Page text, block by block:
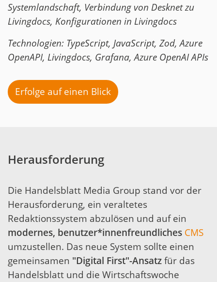
Systemlandschaft, Verbindung von Desknet zu
Livingdocs, Konfigurationen in Livingdocs
Technologien: TypeScript, JavaScript, Zod, Azure
OpenAPI, Livingdocs, Grafana, Azure OpenAI APIs
Erfolge auf einen Blick
Herausforderung
Die Handelsblatt Media Group stand vor der
Herausforderung, ein veraltetes
Redaktionssystem abzulösen und auf ein
modernes, benutzer*innenfreundliches CMS
umzustellen. Das neue System sollte einen
gemeinsamen "Digital First"-Ansatzfür das
Handelsblatt und die Wirtschaftswoche